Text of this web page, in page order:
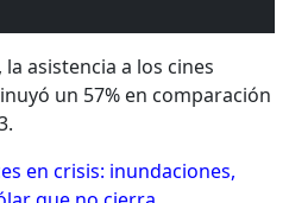
asistencia a los cines
un 57% en comparación
en crisis: inundaciones,